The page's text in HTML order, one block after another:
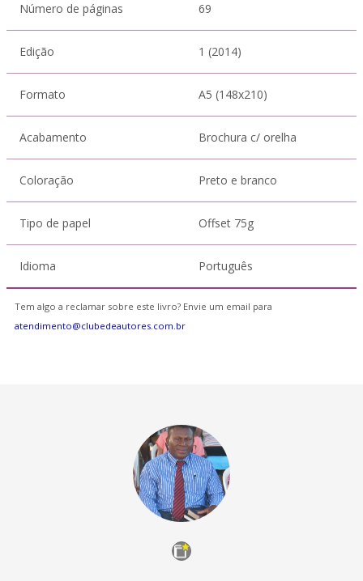
Número de páginas 69
Edição 1 (2014)
Formato A5 (148x210)
Acabamento Brochura c/ orelha
Coloração Preto e branco
Tipo de papel Offset 75g
Idioma Português
Tem algo a reclamar sobre este livro? Envie um email para
atendimento@clubedeautores.com.br